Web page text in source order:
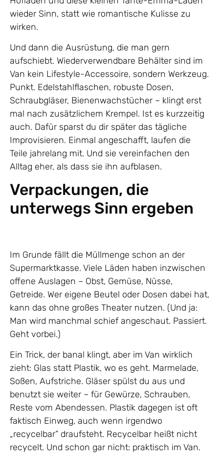
wieder Sinn, statt wie romantische Kulisse zu
wirken.
Und dann die Ausrüstung, die man gern
aufschiebt. Wiederverwendbare Behälter sind im
Van kein Lifestyle-Accessoire, sondern Werkzeug.
Punkt. Edelstahlflaschen, robuste Dosen,
Schraubgläser, Bienenwachstücher – klingt erst
mal nach zusätzlichem Krempel. Ist es kurzzeitig
auch. Dafür sparst du dir später das tägliche
Improvisieren. Einmal angeschafft, laufen die
Teile jahrelang mit. Und sie vereinfachen den
Alltag eher, als dass sie ihn aufblasen.
Verpackungen, die
unterwegs Sinn ergeben
Im Grunde fällt die Müllmenge schon an der
Supermarktkasse. Viele Läden haben inzwischen
offene Auslagen – Obst, Gemüse, Nüsse,
Getreide. Wer eigene Beutel oder Dosen dabei hat,
kann das ohne großes Theater nutzen. (Und ja:
Man wird manchmal schief angeschaut. Passiert.
Geht vorbei.)
Ein Trick, der banal klingt, aber im Van wirklich
zieht: Glas statt Plastik, wo es geht. Marmelade,
Soßen, Aufstriche. Gläser spülst du aus und
benutzt sie weiter – für Gewürze, Schrauben,
Reste vom Abendessen. Plastik dagegen ist oft
faktisch Einweg, auch wenn irgendwo
„recycelbar“ draufsteht. Recycelbar heißt nicht
recycelt. Und schon gar nicht: praktisch im Van.